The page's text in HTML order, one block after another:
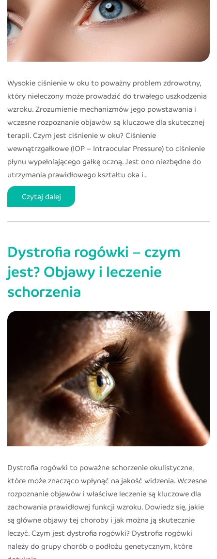
Wysokie ciśnienie w oku to poważny problem zdrowotny,
który nieleczony może prowadzić do trwałego uszkodzenia
wzroku. Zrozumienie mechanizmów jego powstawania i
wczesne rozpoznanie objawów są kluczowe dla skutecznej
terapii. Czym jest ciśnienie w oku? Ciśnienie
wewnątrzgałkowe (IOP – Intraocular Pressure) to ciśnienie
płynu wypełniającego gałkę oczną. Jest ono niezbędne do
utrzymania prawidłowego kształtu oka i…
Czytaj dalejWysokie
ciśnienie
w
–
przyczyny,
objawy,
leczenie
Dystrofia rogówki – czym
jest? Objawy i leczenie
schorzenia
Dystrofia rogówki to poważne schorzenie okulistyczne,
które może znacząco wpłynąć na jakość widzenia. Wczesne
rozpoznanie objawów i właściwe leczenie są kluczowe dla
zachowania prawidłowej funkcji wzroku. Dowiedz się, jakie
są główne objawy tej choroby i jak można ją skutecznie
leczyć. Czym jest dystrofia rogówki? Dystrofia rogówki
należy do grupy chorób o podłożu genetycznym, które